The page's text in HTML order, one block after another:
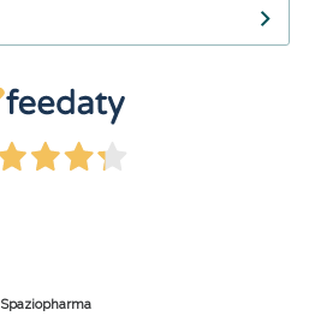
Spaziopharma